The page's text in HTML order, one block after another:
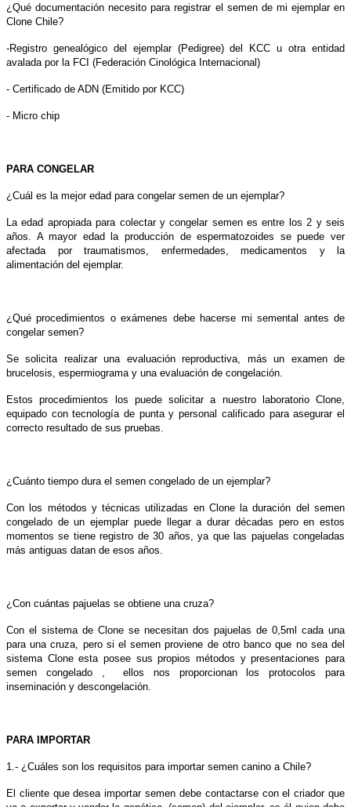
¿Qué documentación necesito para registrar el semen de mi ejemplar en
Clone Chile?
-Registro genealógico del ejemplar (Pedigree) del KCC u otra entidad
avalada por la FCI (Federación Cinológica Internacional)
- Certificado de ADN (Emitido por KCC)
- Micro chip
PARA CONGELAR
¿Cuál es la mejor edad para congelar semen de un ejemplar?
La edad apropiada para colectar y congelar semen es entre los 2 y seis
años. A mayor edad la producción de espermatozoides se puede ver
afectada por traumatismos, enfermedades, medicamentos y la
alimentación del ejemplar.
¿Qué procedimientos o exámenes debe hacerse mi semental antes de
congelar semen?
Se solicita realizar una evaluación reproductiva, más un examen de
brucelosis, espermiograma y una evaluación de congelación.
Estos procedimientos los puede solicitar a nuestro laboratorio Clone,
equipado con tecnología de punta y personal calificado para asegurar el
correcto resultado de sus pruebas.
¿Cuánto tiempo dura el semen congelado de un ejemplar?
Con los métodos y técnicas utilizadas en Clone la duración del semen
congelado de un ejemplar puede llegar a durar décadas pero en estos
momentos se tiene registro de 30 años, ya que las pajuelas congeladas
más antiguas datan de esos años.
¿Con cuántas pajuelas se obtiene una cruza?
Con el sistema de Clone se necesitan dos pajuelas de 0,5ml cada una
para una cruza, pero si el semen proviene de otro banco que no sea del
sistema Clone esta posee sus propios métodos y presentaciones para
semen congelado , ellos nos proporcionan los protocolos para
inseminación y descongelación.
PARA IMPORTAR
1.- ¿Cuáles son los requisitos para importar semen canino a Chile?
El cliente que desea importar semen debe contactarse con el criador que